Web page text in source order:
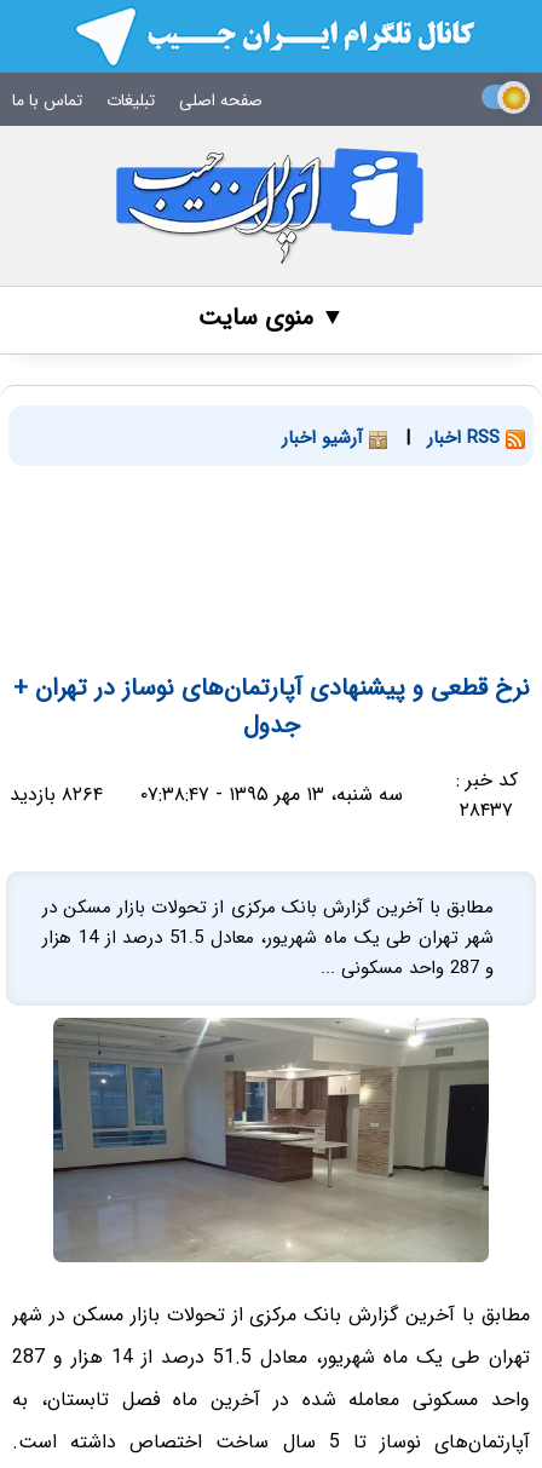
صفحه اصلی تبلیغات تماس با ما
▼ منوی سایت
| آرشیو اخبار
نرخ قطعی و پیشنهادی آپارتمان‌های نوساز در تهران +
جدول
کد خبر :
۲۸۴۳۷
سه شنبه، ۱۳ مهر ۱۳۹۵ - ۰۷:۳۸:۴۷ ۸۲۶۴ بازدید
مطابق با آخرین گزارش بانک مرکزی از تحولات بازار مسکن در
شهر تهران طی یک ماه شهریور، معادل 51.5 درصد از 14 هزار
و 287 واحد مسکونی ...
مطابق با آخرین گزارش بانک مرکزی از تحولات بازار مسکن در شهر
تهران طی یک ماه شهریور، معادل 51.5 درصد از 14 هزار و 287
واحد مسکونی معامله شده در آخرین ماه فصل تابستان، به
آپارتمان‌های نوساز تا 5 سال ساخت اختصاص داشته است.